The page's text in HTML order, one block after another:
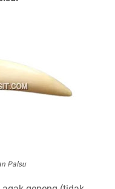
Palsu